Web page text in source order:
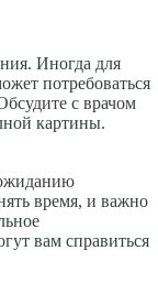
Иногда для
потребоваться
с врачом
картины.
время, и важно
вам справиться